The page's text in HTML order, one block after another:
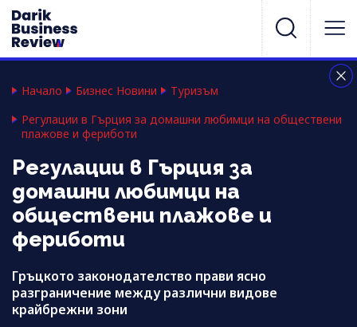
Начало Бизнес Новини
Туризъм
Регулации в Гърция за домашни любимци на обществени
плажове и фериботи
Регулации в Гърция за
домашни любимци на
обществени плажове и
фериботи
Гръцкото законодателство прави ясно
разграничение между различни видове
крайбрежни зони